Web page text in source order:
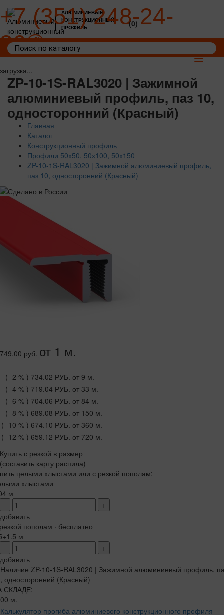
загрузка...
АЛЮМИНИЕВЫЙ
КОНСТРУКЦИОННЫЙ
ПРОФИЛЬ
+7 (351) 248-24-
36
(0)
Toggle
ZP-10-1S-RAL3020 | Зажимной
алюминиевый профиль, паз 10,
односторонний (Красный)
Главная
Каталог
Конструкционный профиль
Профили 50х50, 50х100, 50х150
ZP-10-1S-RAL3020 | Зажимной алюминиевый профиль,
паз 10, односторонний (Красный)
749.00 руб. от 1 м.
( -2 % ) 734.02 РУБ. от 9 м.
( -4 % ) 719.04 РУБ. от 33 м.
( -6 % ) 704.06 РУБ. от 84 м.
( -8 % ) 689.08 РУБ. от 150 м.
( -10 % ) 674.10 РУБ. от 360 м.
( -12 % ) 659.12 РУБ. от 720 м.
Купить с резкой в размер
(составить карту распила)
целыми хлыстами или с резкой пополам:
хлыстами
м
-
+
добавить
пополам · бесплатно
м
-
+
добавить
СКЛАДЕ:
м.